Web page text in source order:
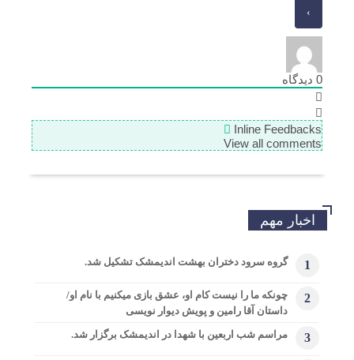
0 دیدگاه
Inline Feedbacks
View all comments
اخبار مهم
1 گروه سرود دختران بهشت اندیمشک تشکیل شد.
2
چونکه ما را نیست کام او، عشق بازی میکنیم با نام او/
داستان آقا رامین و پویش دیوار نویسی
3 مراسم شب اربعین با شهدا در اندیمشک برگزار شد.